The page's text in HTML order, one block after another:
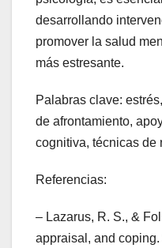
desarrollando
promover la salud
más estresante.
Palabras clave:
de afrontamiento,
cognitiva, técnicas de
Referencias:
– Lazarus, R. S., &
appraisal, and